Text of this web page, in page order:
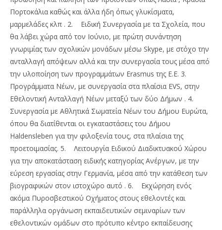
Πορτοκάλια καθώς και άλλα ήδη όπως γλυκίσματα,
μαρμελάδες κλπ . 2. Ειδική Συνεργασία με τα Σχολεία, που
θα λάβει χώρα από τον Ιούνιο, με πρώτη συνάντηση
γνωριμίας των σχολικών μονάδων μέσω Skype, με στόχο την
ανταλλαγή απόψεων αλλά και την συνεργασία τους μέσα από
την υλοποίηση των προγραμμάτων Erasmus της Ε.Ε. 3.
Προγράμματα Νέων, με συνεργασία στα πλαίσια EVS, στην
Εθελοντική Ανταλλαγή Νέων μεταξύ των δύο Δήμων . 4.
Συνεργασία με Αθλητικά Σωματεία Νέων του Δήμου Ευρώτα,
όπου θα διατίθενται οι εγκαταστάσεις του Δήμου
Haldensleben για την φιλοξενία τους, στα πλαίσια της
προετοιμασίας. 5. Λειτουργία Ειδικού Διαδικτυακού Χώρου
για την αποκατάσταση ειδικής κατηγορίας Ανέργων, με την
εύρεση εργασίας στην Γερμανία, μέσα από την κατάθεση των
βιογραφικών στον ιστοχώρο αυτό . 6. Εκχώρηση ενός
ακόμα Πυροσβεστικού Οχήματος στους εθελοντές και
παράλληλα οργάνωση εκπαιδευτικών σεμιναρίων των
εθελοντικών ομάδων στο πρότυπο κέντρο εκπαίδευσης